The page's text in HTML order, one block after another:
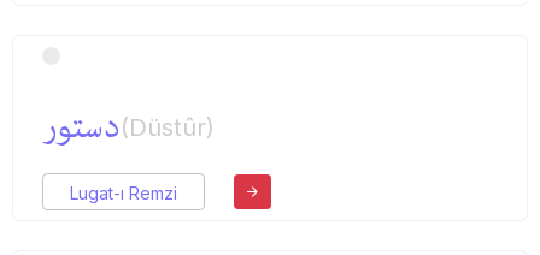
دستور(Düstûr)
Lugat-ı Remzi